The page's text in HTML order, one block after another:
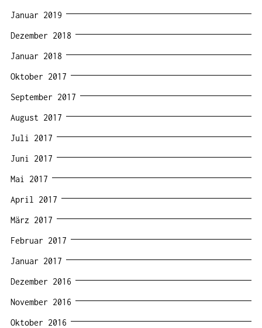
Januar 2019
Dezember 2018
Januar 2018
Oktober 2017
September 2017
August 2017
Juli 2017
Juni 2017
Mai 2017
April 2017
März 2017
Februar 2017
Januar 2017
Dezember 2016
November 2016
Oktober 2016